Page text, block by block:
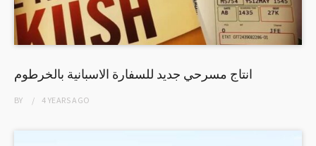
انتاج مسرحي جديد للسفارة الاسبانية بالخرطوم
BY 4 YEARSAGO